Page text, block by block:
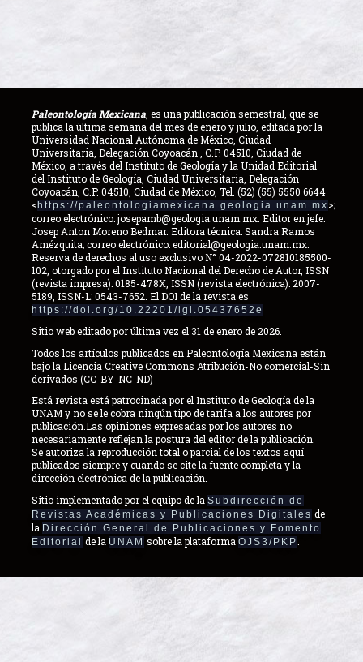
Paleontología Mexicana , es una publicación semestral, que se
publica la última semana del mes de enero y julio, editada por la
Universidad Nacional Autónoma de México, Ciudad
Universitaria, Delegación Coyoacán , C.P. 04510, Ciudad de
México, a través del Instituto de Geología y la Unidad Editorial
del Instituto de Geología, Ciudad Universitaria, Delegación
Coyoacán, C.P. 04510, Ciudad de México, Tel. (52) (55) 5550 6644
<https://paleontologiamexicana.geologia.unam.mx >;
correo electrónico: josepamb@geologia.unam.mx. Editor en jefe:
Josep Anton Moreno Bedmar. Editora técnica: Sandra Ramos
Amézquita; correo electrónico: editorial@geologia.unam.mx.
Reserva de derechos al uso exclusivo N° 04-2022-072810185500-
102, otorgado por el Instituto Nacional del Derecho de Autor, ISSN
(revista impresa): 0185-478X, ISSN (revista electrónica): 2007-
5189, ISSN-L: 0543-7652. El DOI de la revista es
https://doi.org/10.22201/igl.05437652e
Sitio web editado por última vez el 31 de enero de 2026.
Todos los artículos publicados en Paleontología Mexicana están
bajo la Licencia Creative Commons Atribución-No comercial-Sin
derivados (CC-BY-NC-ND)
Está revista está patrocinada por el Instituto de Geología de la
UNAM y no se le cobra ningún tipo de tarifa a los autores por
publicación.Las opiniones expresadas por los autores no
necesariamente reflejan la postura del editor de la publicación.
Se autoriza la reproducción total o parcial de los textos aquí
publicados siempre y cuando se cite la fuente completa y la
dirección electrónica de la publicación.
Sitio implementado por el equipo de la Subdirección de
Revistas Académicas y Publicaciones Digitales de
la Dirección General de Publicaciones y Fomento
Editorial de la UNAM sobre la plataforma OJS3/PKP